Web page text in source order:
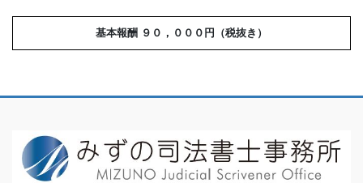
基本報酬 ９０，０００円（税抜き）